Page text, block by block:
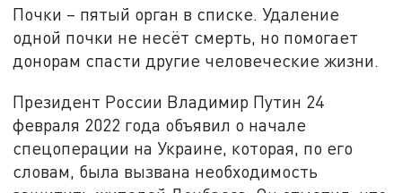
Почки – пятый орган в списке. Удаление
одной почки не несёт смерть, но помогает
донорам спасти другие человеческие жизни.
Президент России Владимир Путин 24
февраля 2022 года объявил о начале
спецоперации на Украине, которая, по его
словам, была вызвана необходимость